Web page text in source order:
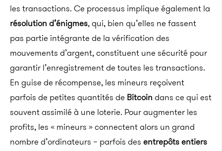
les transactions. Ce processus implique également la
résolution d’énigmes, qui, bien qu’elles ne fassent
pas partie intégrante de la vérification des
mouvements d’argent, constituent une sécurité pour
garantir l’enregistrement de toutes les transactions.
En guise de récompense, les mineurs reçoivent
parfois de petites quantités de Bitcoin dans ce qui est
souvent assimilé à une loterie. Pour augmenter les
profits, les « mineurs » connectent alors un grand
nombre d’ordinateurs – parfois des entrepôts entiers